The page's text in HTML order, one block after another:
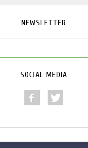
NEWSLETTER
SOCIAL MEDIA